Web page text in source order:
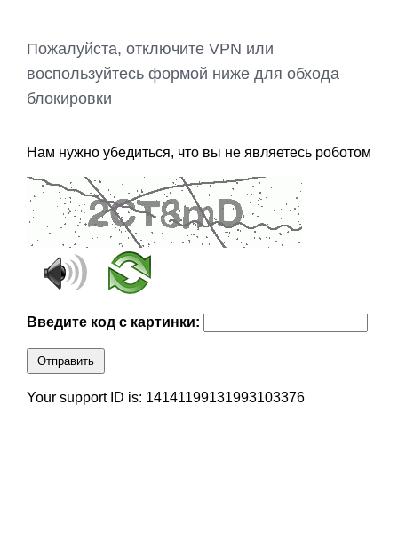
Пожалуйста, отключите VPN или
воспользуйтесь формой ниже для обхода
блокировки
Нам нужно убедиться, что вы не являетесь роботом
Введите код с картинки:
Отправить
Your support ID is: 14141199131993103376